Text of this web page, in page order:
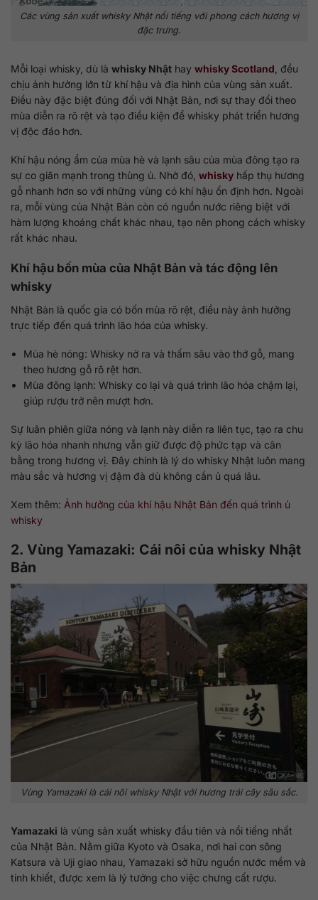
Các vùng sản xuất whisky Nhật nổi tiếng với phong cách hương vị
đặc trưng.
Mỗi loại whisky, dù là whisky Nhật hay whisky Scotland , đều
chịu ảnh hưởng lớn từ khí hậu và địa hình của vùng sản xuất.
Điều này đặc biệt đúng đối với Nhật Bản, nơi sự thay đổi theo
mùa diễn ra rõ rệt và tạo điều kiện để whisky phát triển hương
vị độc đáo hơn.
Khí hậu nóng ẩm của mùa hè và lạnh sâu của mùa đông tạo ra
sự co giãn mạnh trong thùng ủ. Nhờ đó, whisky hấp thụ hương
gỗ nhanh hơn so với những vùng có khí hậu ổn định hơn. Ngoài
ra, mỗi vùng của Nhật Bản còn có nguồn nước riêng biệt với
hàm lượng khoáng chất khác nhau, tạo nên phong cách whisky
rất khác nhau.
Khí hậu bốn mùa của Nhật Bản và tác động lên
whisky
Nhật Bản là quốc gia có bốn mùa rõ rệt, điều này ảnh hưởng
trực tiếp đến quá trình lão hóa của whisky.
Mùa hè nóng: Whisky nở ra và thấm sâu vào thớ gỗ, mang
theo hương gỗ rõ rệt hơn.
Mùa đông lạnh: Whisky co lại và quá trình lão hóa chậm lại,
giúp rượu trở nên mượt hơn.
Sự luân phiên giữa nóng và lạnh này diễn ra liên tục, tạo ra chu
kỳ lão hóa nhanh nhưng vẫn giữ được độ phức tạp và cân
bằng trong hương vị. Đây chính là lý do whisky Nhật luôn mang
màu sắc và hương vị đậm đà dù không cần ủ quá lâu.
Xem thêm: Ảnh hưởng của khí hậu Nhật Bản đến quá trình ủ
whisky
2. Vùng Yamazaki: Cái nôi của whisky Nhật
Bản
Vùng Yamazaki là cái nôi whisky Nhật với hương trái cây sâu sắc.
Yamazaki là vùng sản xuất whisky đầu tiên và nổi tiếng nhất
của Nhật Bản. Nằm giữa Kyoto và Osaka, nơi hai con sông
Katsura và Uji giao nhau, Yamazaki sở hữu nguồn nước mềm và
tinh khiết, được xem là lý tưởng cho việc chưng cất rượu.